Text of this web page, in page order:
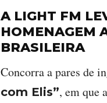
A LIGHT FM
HOMENAGEM
BRASILEIRA
Concorra a pares de
com Elis”, em que